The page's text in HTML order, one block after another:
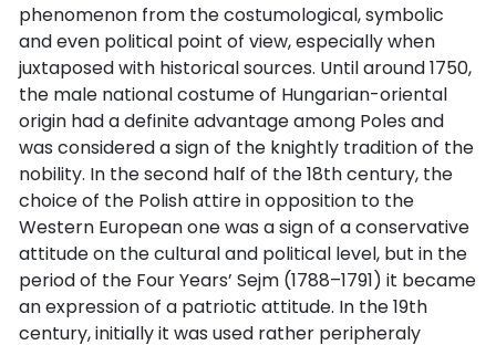
phenomenon from the costumological, symbolic
and even political point of view, especially when
juxtaposed with historical sources. Until around 1750,
the male national costume of Hungarian-oriental
origin had a definite advantage among Poles and
was considered a sign of the knightly tradition of the
nobility. In the second half of the 18th century, the
choice of the Polish attire in opposition to the
Western European one was a sign of a conservative
attitude on the cultural and political level, but in the
period of the Four Years’ Sejm (1788–1791) it became
an expression of a patriotic attitude. In the 19th
century, initially it was used rather peripheraly